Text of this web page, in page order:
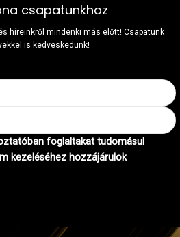
csapatunkhoz
híreinkről mindenki más előtt! Csapatunk
is kedveskedünk!
foglaltakat tudomásul
kezeléséhez hozzájárulok